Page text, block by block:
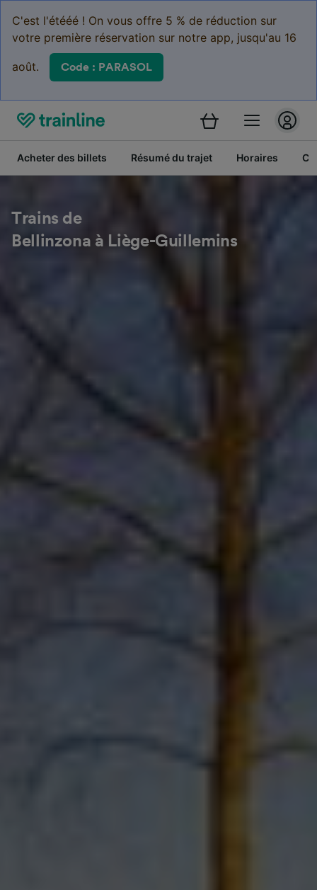
C'est l'étééé ! On vous offre 5 % de réduction sur
votre première réservation sur notre app, jusqu'au 16
août. Code : PARASOL
Acheter des billets Résumé du trajet Horaires
Trains de
Bellinzona à Liège-Guillemins